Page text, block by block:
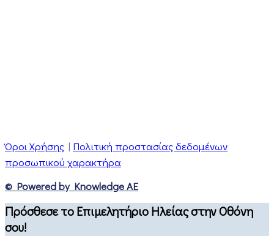
Όροι Χρήσης | Πολιτική προστασίας δεδομένων
προσωπικού χαρακτήρα
© Powered by Knowledge AE
Πρόσθεσε το Επιμελητήριο Ηλείας στην Οθόνη
σου!